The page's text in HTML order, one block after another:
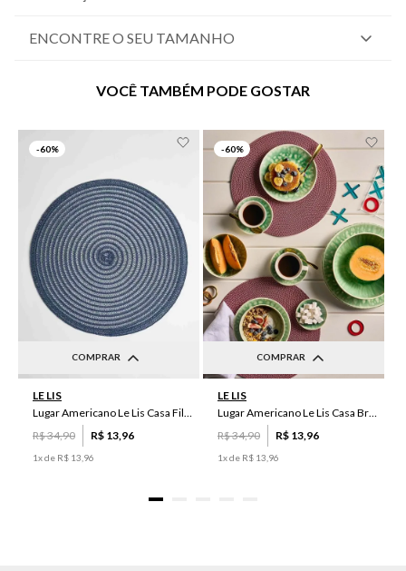
ENCONTRE O SEU TAMANHO
VOCÊ TAMBÉM PODE GOSTAR
-60%
COMPRAR
LE LIS
Lugar Americano Le Lis Casa Filipa
R$34,90 R$ 13 96
1x de R$ 13 96
-60%
COMPRAR
LE LIS
Lugar Americano Le Lis Casa Brenda
R$34,90 R$ 13 96
1x de R$ 13 96